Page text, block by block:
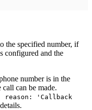
the specified number, if
configured and the
number is in the
call can be made.
'Callback